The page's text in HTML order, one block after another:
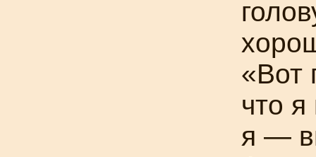
«Вот
что
я —